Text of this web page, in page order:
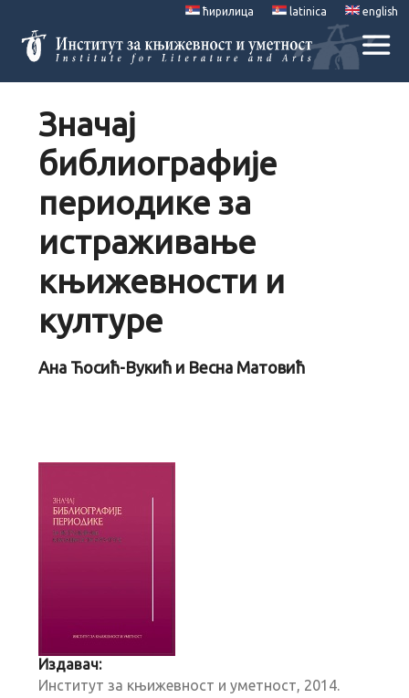
ћирилица latinica english
Значај
библиографије
периодике за
истраживање
књижевности и
културе
Ана Ћосић-Вукић и Весна Матовић
Издавач:
Институт за књижевност и уметност, 2014.